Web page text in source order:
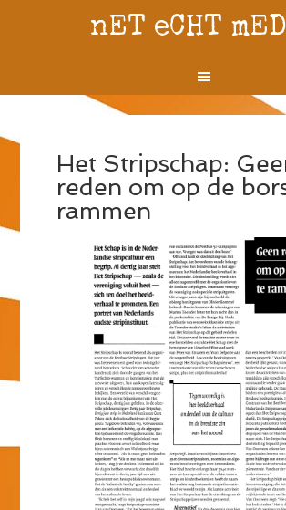
nET eCHT
Het Stripschap:
reden om op de
rammen